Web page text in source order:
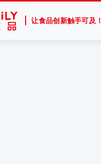
让食品创新触手可及！